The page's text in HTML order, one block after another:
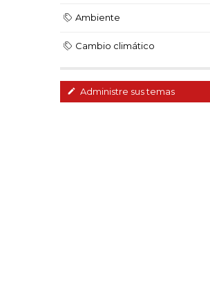
Ambiente
Cambio climático
Administre sus temas